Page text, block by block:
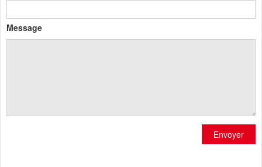
Message
Envoyer